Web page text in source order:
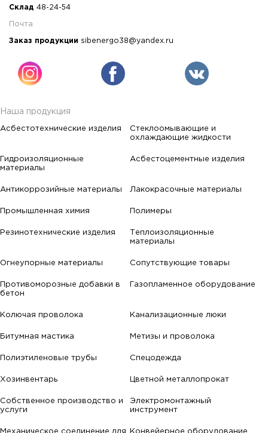
Склад 48-24-54
Почта
Заказ продукции sibenergo38@yandex.ru
Наша продукция
Асбестотехнические изделия
Стеклоомывающие и
охлаждающие жидкости
Гидроизоляционные
материалы
Асбестоцементные изделия
Антикоррозийные материалы Лакокрасочные материалы
Промышленная химия Полимеры
Резинотехнические изделия
Теплоизоляционные
материалы
Огнеупорные материалы Сопутствующие товары
Противоморозные добавки в
бетон
Газопламенное оборудование
Колючая проволока Канализационные люки
Битумная мастика Метизы и проволока
Полиэтиленовые трубы Спецодежда
Хозинвентарь Цветной металлопрокат
Собственное производство и
услуги
Электромонтажный
инструмент
Механическое соединение для Конвейерное оборудование